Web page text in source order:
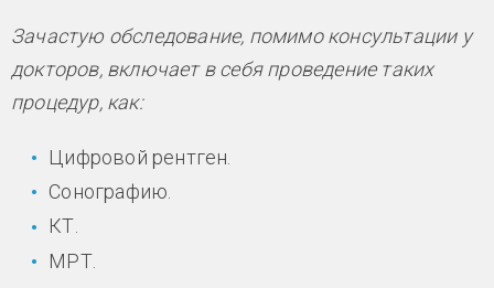
Зачастую обследование, помимо консультации у
докторов, включает в себя проведение таких
процедур, как:
Цифровой рентген.
Сонографию.
КТ.
МРТ.